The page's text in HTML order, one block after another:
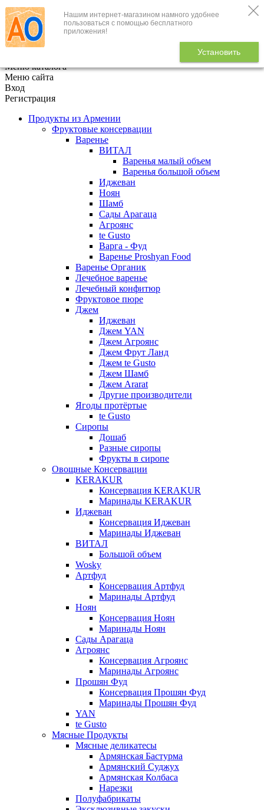
Нашим интернет-магазином намного удобнее
пользоваться с помощью бесплатного
приложения!
Установить
+7 (495) 646-888-1
В корзине
Меню каталога
Меню сайта
Вход
Регистрация
Продукты из Армении
Фруктовые консервации
Варенье
ВИТАЛ
Варенья малый объем
Варенья большой объем
Иджеван
Ноян
Шамб
Сады Арагаца
Агроянс
te Gusto
Варга - Фуд
Варенье Proshyan Food
Варенье Органик
Лечебное варенье
Лечебный конфитюр
Фруктовое пюре
Джем
Иджеван
Джем YAN
Джем Агроянс
Джем Фрут Ланд
Джем te Gusto
Джем Шамб
Джем Ararat
Другие производители
Ягоды протёртые
te Gusto
Сиропы
Дошаб
Разные сиропы
Фрукты в сиропе
Овощные Консервации
KERAKUR
Консервация KERAKUR
Маринады KERAKUR
Иджеван
Консервация Иджеван
Маринады Иджеван
ВИТАЛ
Большой объем
Wosky
Артфуд
Консервация Артфуд
Маринады Артфуд
Ноян
Консервация Ноян
Маринады Ноян
Сады Арагаца
Агроянс
Консервация Агроянс
Маринады Агроянс
Прошян Фуд
Консервация Прошян Фуд
Маринады Прошян Фуд
YAN
te Gusto
Мясные Продукты
Мясные деликатесы
Армянская Бастурма
Армянский Суджух
Армянская Колбаса
Нарезки
Полуфабрикаты